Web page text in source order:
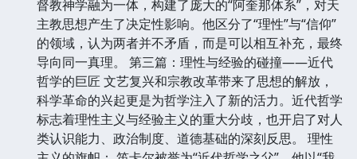
督教神学融为一体，构建了庞大的“阿奎那体系”，对天
主教思想产生了决定性影响。他区分了“理性”与“信仰”
的领域，认为两者并不矛盾，而是可以相互补充，最终
导向同一真理。 第三篇：理性与经验的碰撞——近代
哲学的巨匠 文艺复兴和宗教改革带来了思想的解放，
科学革命的兴起更是为哲学注入了新的活力。近代哲学
标志着理性主义与经验主义的重大分歧，也开启了对人
类认识能力、政治制度、道德基础的深刻反思。 理性